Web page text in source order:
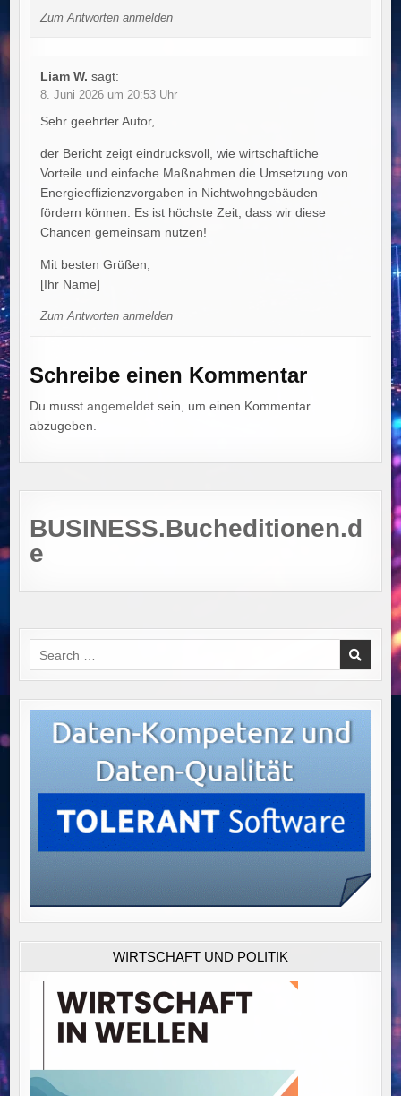
Zum Antworten anmelden
Liam W. sagt:
8. Juni 2026 um 20:53 Uhr
Sehr geehrter Autor,
der Bericht zeigt eindrucksvoll, wie wirtschaftliche
Vorteile und einfache Maßnahmen die Umsetzung von
Energieeffizienzvorgaben in Nichtwohngebäuden
fördern können. Es ist höchste Zeit, dass wir diese
Chancen gemeinsam nutzen!
Mit besten Grüßen,
[Ihr Name]
Zum Antworten anmelden
Schreibe einen Kommentar
Du musstangemeldet sein, um einen Kommentar
abzugeben.
BUSINESS.Bucheditionen.d
e
Search
for:
WIRTSCHAFT UND POLITIK